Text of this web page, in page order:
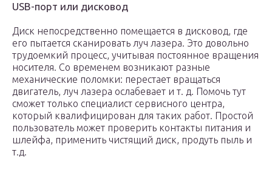
USB-порт или дисковод
Диск непосредственно помещается в дисковод, где
его пытается сканировать луч лазера. Это довольно
трудоемкий процесс, учитывая постоянное вращения
носителя. Со временем возникают разные
механические поломки: перестает вращаться
двигатель, луч лазера ослабевает и т. д. Помочь тут
сможет только специалист сервисного центра,
который квалифицирован для таких работ. Простой
пользователь может проверить контакты питания и
шлейфа, применить чистящий диск, продуть пыль и
т.д.